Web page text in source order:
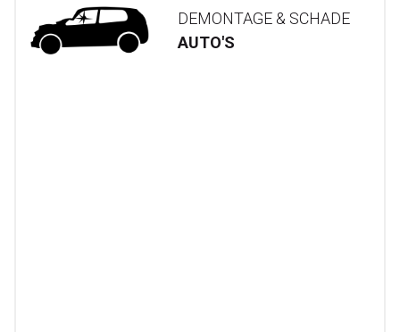
DEMONTAGE & SCHADE
AUTO'S